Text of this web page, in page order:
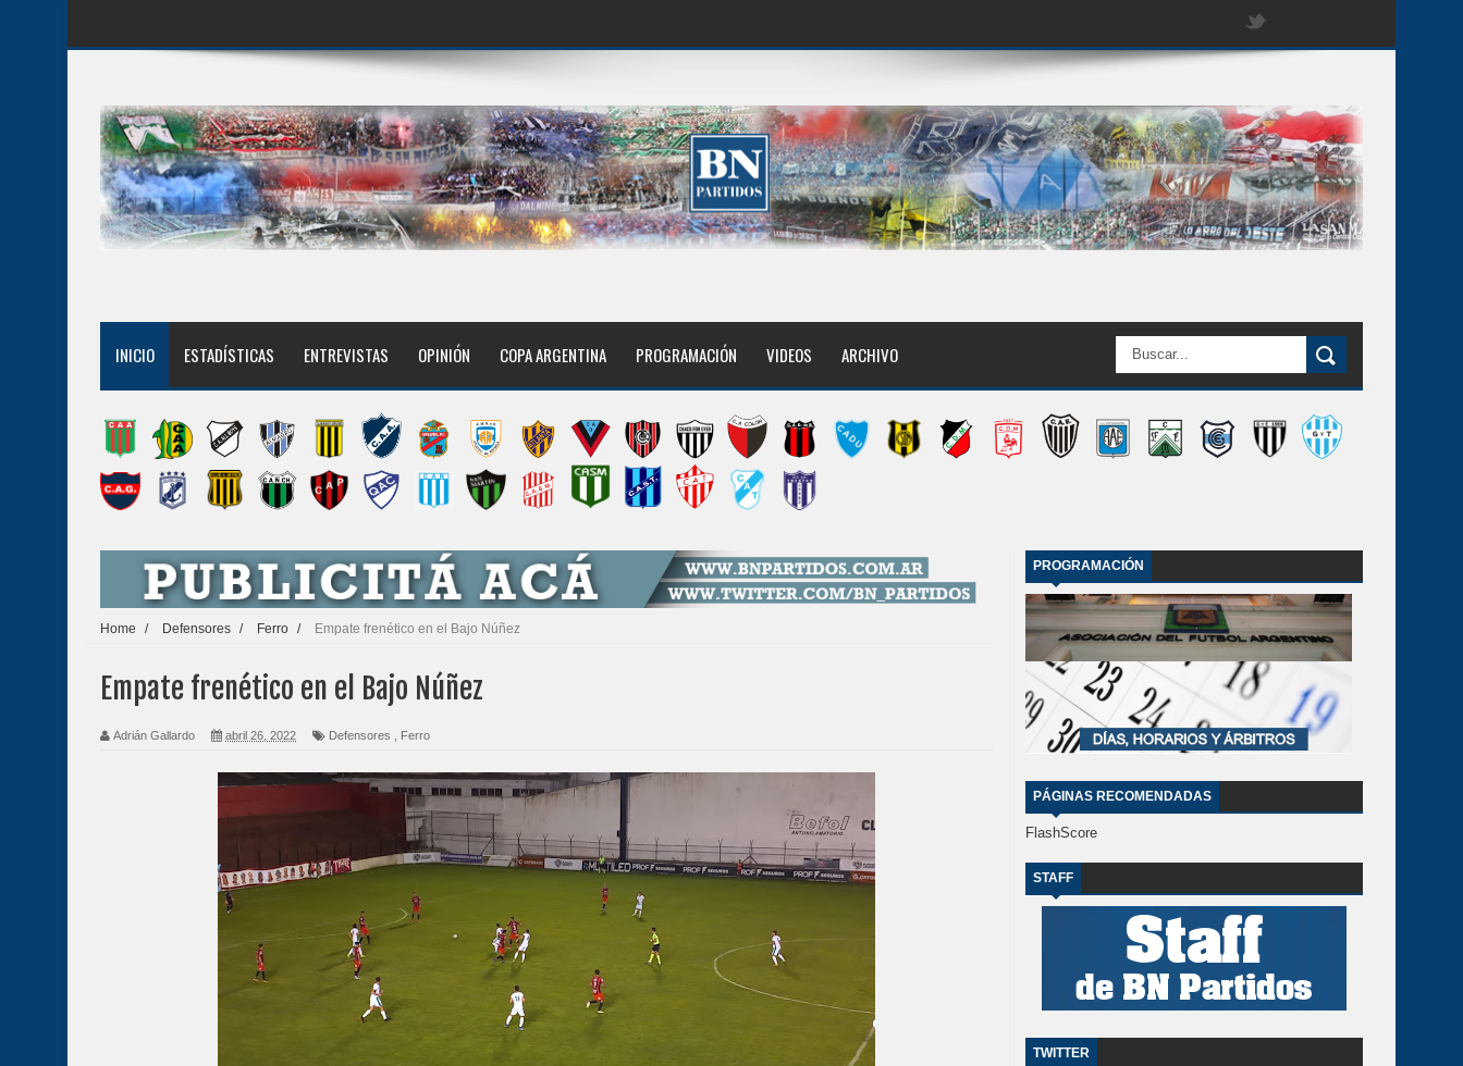
INICIO ESTADÍSTICAS ENTREVISTAS OPINIÓN COPA ARGENTINA PROGRAMACIÓN VIDEOS ARCHIVO
Home / Defensores / Ferro / Empate frenético en el Bajo Núñez
Empate frenético en el Bajo Núñez
Adrián Gallardo abril 26, 2022 Defensores Ferro
PROGRAMACIÓN
PÁGINAS RECOMENDADAS
FlashScore
STAFF
TWITTER